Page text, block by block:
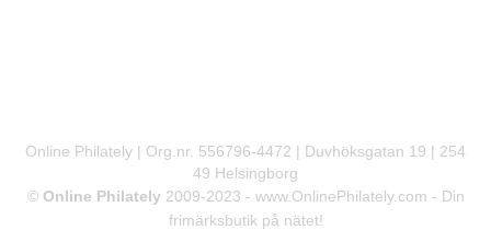
Online Philately | Org.nr. 556796-4472 | Duvhöksgatan 19 | 254
49 Helsingborg
© Online Philately2009-2023 - www.OnlinePhilately.com - Din
frimärksbutik på nätet!